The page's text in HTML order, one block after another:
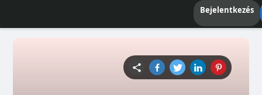
Bejelentkezés